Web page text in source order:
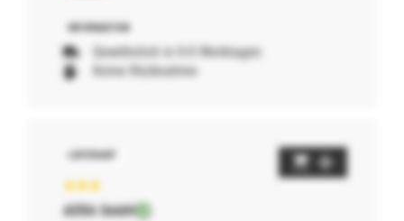
Gewöhnlich in 0-0 Werktagen
Keine Rücknahme
AERA GmbH